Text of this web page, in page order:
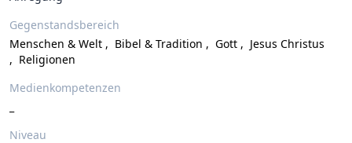
Gegenstandsbereich
Menschen & Welt , Bibel & Tradition , Gott , Jesus Christus
, Religionen
Medienkompetenzen
Niveau